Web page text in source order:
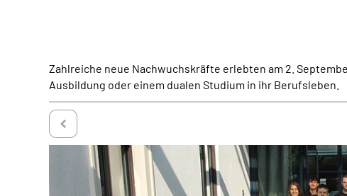
Zahlreiche neue Nachwuchskräfte erlebten am 2.
Ausbildung oder einem dualen Studium in ihr Berufsleben.